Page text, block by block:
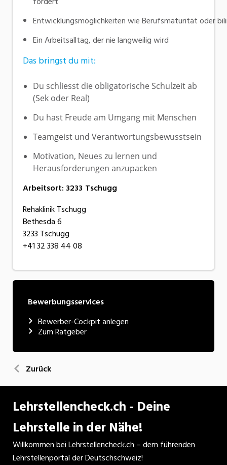
Entwicklungsmöglichkeiten wie Berufsmaturität oder
Ein Arbeitsalltag, der nie langweilig wird
Das bringst du mit:
Du schliesst die obligatorische Schulzeit ab
(Sek oder Real)
Du hast Freude am Umgang mit Menschen
Teamgeist und Verantwortungsbewusstsein
Motivation, Neues zu lernen und
Herausforderungen anzupacken
Arbeitsort: 3233 Tschugg
Rehaklinik Tschugg
Bethesda 6
3233 Tschugg
+41 32 338 44 08
Bewerbungsservices
Bewerber-Cockpit anlegen
Zum Ratgeber
Zurück
Lehrstellencheck.ch - Deine
Lehrstelle in der Nähe!
Willkommen bei Lehrstellencheck.ch – dem führenden
Lehrstellenportal der Deutschschweiz!